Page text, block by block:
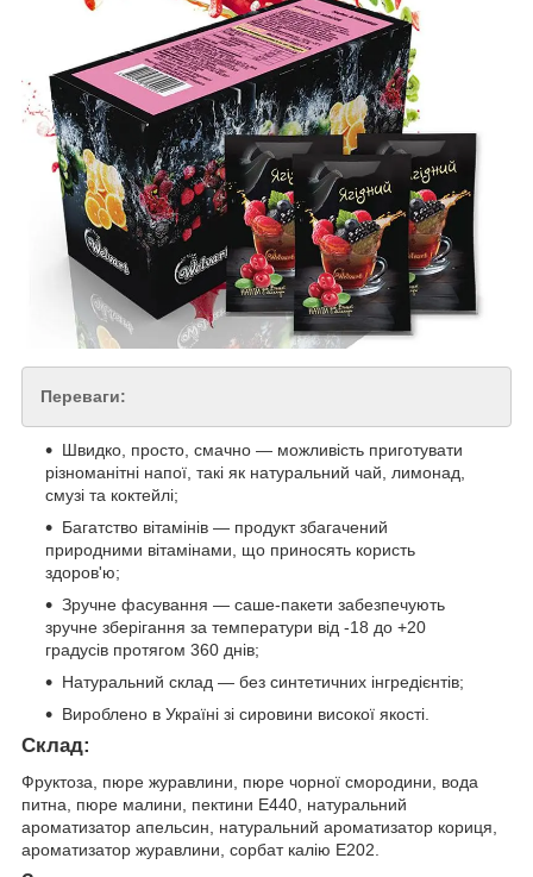
Переваги:
Швидко, просто, смачно — можливість приготувати
різноманітні напої, такі як натуральний чай, лимонад,
смузі та коктейлі;
Багатство вітамінів — продукт збагачений
природними вітамінами, що приносять користь
здоров'ю;
Зручне фасування — саше-пакети забезпечують
зручне зберігання за температури від -18 до +20
градусів протягом 360 днів;
Натуральний склад — без синтетичних інгредієнтів;
Вироблено в Україні зі сировини високої якості.
Склад:
Фруктоза, пюре журавлини, пюре чорної смородини, вода
питна, пюре малини, пектини Е440, натуральний
ароматизатор апельсин, натуральний ароматизатор кориця,
ароматизатор журавлини, сорбат калію Е202.